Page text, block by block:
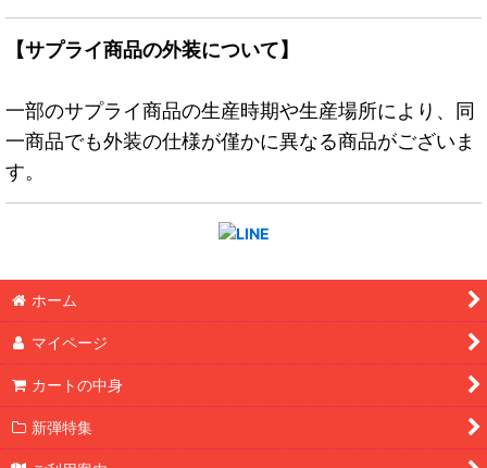
【サプライ商品の外装について】
一部のサプライ商品の生産時期や生産場所により、同
一商品でも外装の仕様が僅かに異なる商品がございま
す。
ホーム
マイページ
カートの中身
新弾特集